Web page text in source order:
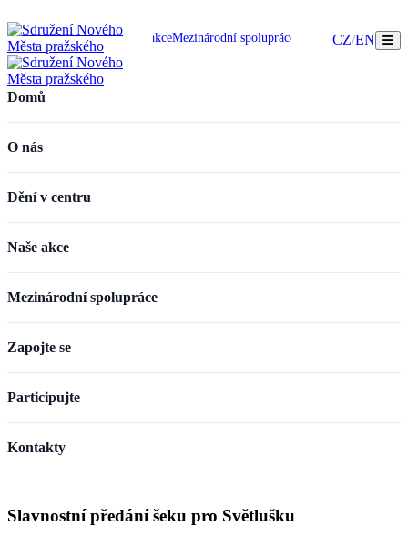
O násDění v centruNaše akceMezinárodní spolupráce Zapojte seParticipujte
CZ/EN
Domů
O nás
Dění v centru
Naše akce
Mezinárodní spolupráce
Zapojte se
Participujte
Kontakty
Slavnostní předání šeku pro Světlušku